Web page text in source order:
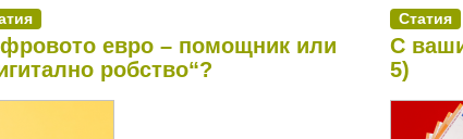
евро – помощник или
робство“?
Статия
С
5)